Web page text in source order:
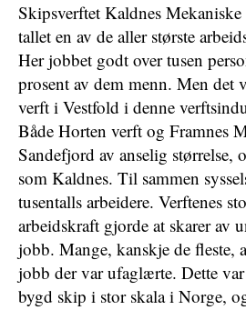
Skipsverftet Kaldnes
tallet en av de aller største
Her jobbet godt over tusen
prosent av dem menn. Men det
verft i Vestfold i denne
Både Horten verft og Framnes
Sandefjord av anselig størrelse,
som Kaldnes. Til sammen
tusentalls arbeidere. Verftenes
arbeidskraft gjorde at skarer av
jobb. Mange, kanskje de fleste,
jobb der var ufaglærte. Dette
bygd skip i stor skala i Norge,